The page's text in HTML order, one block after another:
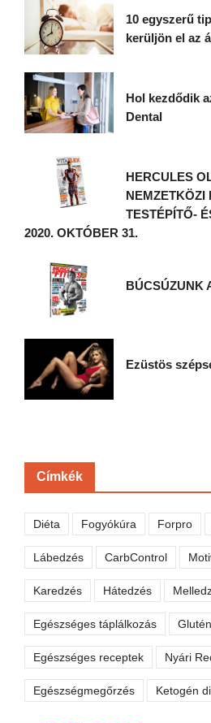
10 egyszerű
kerüljön el az
Hol kezdődik
Dental
HERCULES
NEMZETKÖZI
TESTÉPÍTŐ-
2020. OKTÓBER 31.
BÚCSÚZUNK
Ezüstös
Címkék
Diéta Fogyókúra Forpro
Lábedzés CarbControl
Karedzés Hátedzés
Egészséges táplálkozás
Egészséges receptek Nyári
Egészségmegőrzés Ketogén